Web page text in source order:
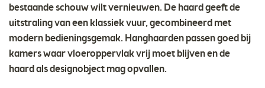
bestaande schouw wilt vernieuwen. De haard geeft de
uitstraling van een klassiek vuur, gecombineerd met
modern bedieningsgemak. Hanghaarden passen goed bij
kamers waar vloeroppervlak vrij moet blijven en de
haard als designobject mag opvallen.